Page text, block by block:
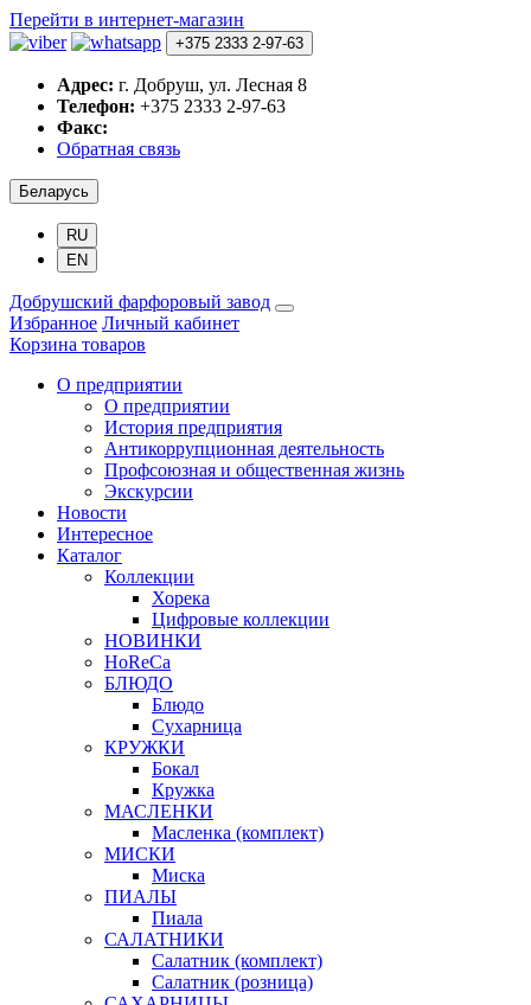
Перейти в интернет-магазин
+375 2333 2-97-63
Адрес: г. Добруш, ул. Лесная 8
Телефон: +375 2333 2-97-63
Факс:
Обратная связь
Беларусь
RU
EN
Добрушский фарфоровый завод
Избранное Личный кабинет
Корзина товаров
О предприятии
О предприятии
История предприятия
Антикоррупционная деятельность
Профсоюзная и общественная жизнь
Экскурсии
Новости
Интересное
Каталог
Коллекции
Хорека
Цифровые коллекции
НОВИНКИ
HoReCa
БЛЮДО
Блюдо
Сухарница
КРУЖКИ
Бокал
Кружка
МАСЛЕНКИ
Масленка (комплект)
МИСКИ
Миска
ПИАЛЫ
Пиала
САЛАТНИКИ
Салатник (комплект)
Салатник (розница)